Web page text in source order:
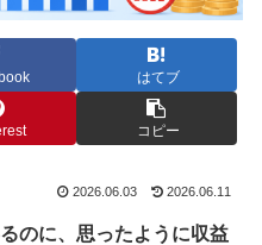
はてブ
コピー
2026.06.03 2026.06.11
のに、思ったように収益